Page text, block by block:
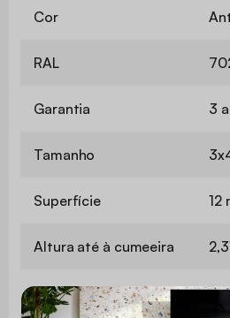
Cor
RAL
Garantia 3
Tamanho
Superfície 12
Altura até à cumeeira
Altura da entrada